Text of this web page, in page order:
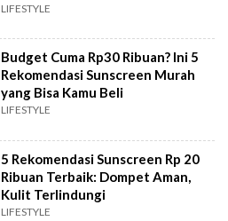
LIFESTYLE
Budget Cuma Rp30 Ribuan? Ini 5
Rekomendasi Sunscreen Murah
yang Bisa Kamu Beli
LIFESTYLE
5 Rekomendasi Sunscreen Rp 20
Ribuan Terbaik: Dompet Aman,
Kulit Terlindungi
LIFESTYLE